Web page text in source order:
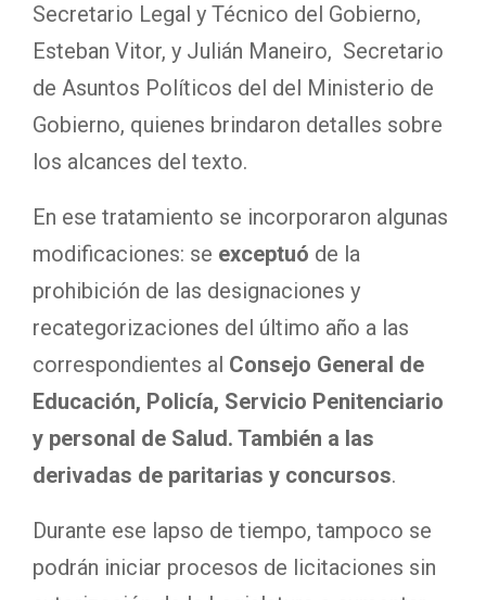
Secretario Legal y Técnico del Gobierno,
Esteban Vitor, y Julián Maneiro, Secretario
de Asuntos Políticos del del Ministerio de
Gobierno, quienes brindaron detalles sobre
los alcances del texto.
En ese tratamiento se incorporaron algunas
modificaciones: se exceptuó de la
prohibición de las designaciones y
recategorizaciones del último año a las
correspondientes al Consejo General de
Educación, Policía, Servicio Penitenciario
y personal de Salud. También a las
derivadas de paritarias y concursos.
Durante ese lapso de tiempo, tampoco se
podrán iniciar procesos de licitaciones sin